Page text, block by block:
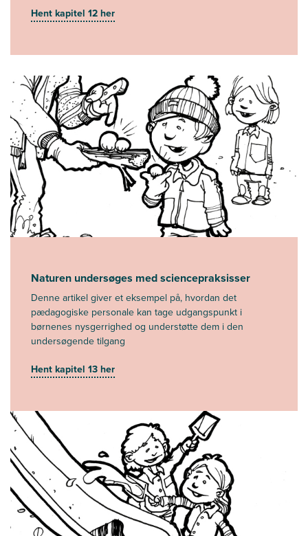
Hent kapitel 12 her
Naturen undersøges med sciencepraksisser
Denne artikel giver et eksempel på, hvordan det
pædagogiske personale kan tage udgangspunkt i
børnenes nysgerrighed og understøtte dem i den
undersøgende tilgang
Hent kapitel 13 her